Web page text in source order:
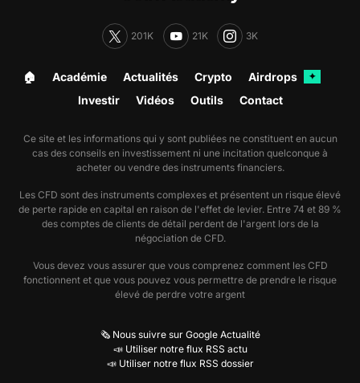
201K 21K 3K
🏠︎ Académie Actualités Crypto Airdrops ✦
Investir Vidéos Outils Contact
Ce site et les informations qui y sont publiées ne constituent en aucun
cas des conseils en investissement ni une incitation quelconque à
acheter ou vendre des instruments financiers.
Les CFD sont des instruments complexes et présentent un risque élevé
de perte rapide en capital en raison de l'effet de levier. Entre 74 et 89 %
des comptes de clients de détail perdent de l'argent lors de la
négociation de CFD.
Vous devez vous assurer que vous comprenez comment les CFD
fonctionnent et que vous pouvez vous permettre de prendre le risque
élevé de perdre votre argent
🗞️ Nous suivre sur Google Actualité
📣 Utiliser notre flux RSS actu
📣 Utiliser notre flux RSS dossier